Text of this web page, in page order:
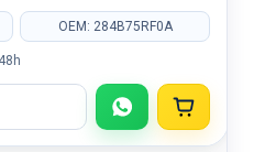
OEM: 284B75RF0A